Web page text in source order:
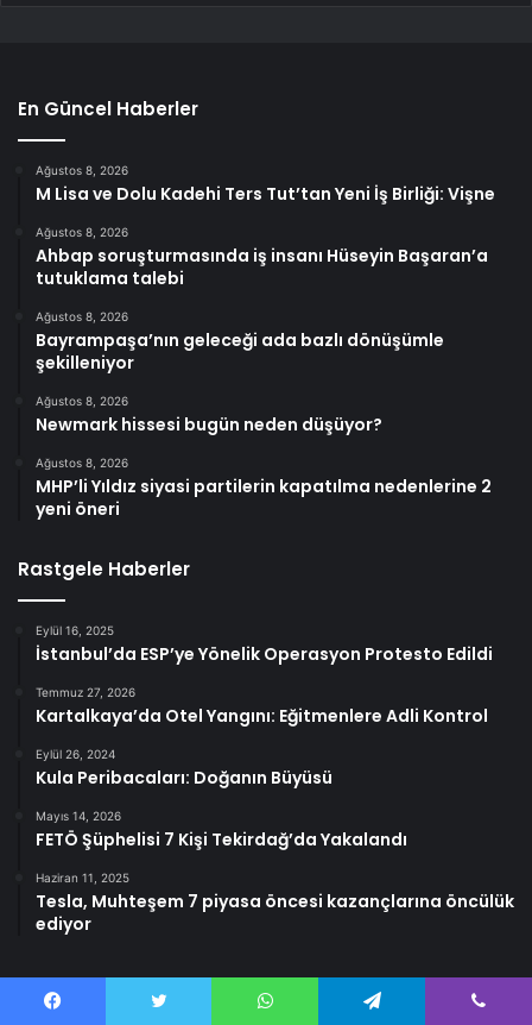
En Güncel Haberler
Ağustos 8, 2026
M Lisa ve Dolu Kadehi Ters Tut’tan Yeni İş Birliği: Vişne
Ağustos 8, 2026
Ahbap soruşturmasında iş insanı Hüseyin Başaran’a
tutuklama talebi
Ağustos 8, 2026
Bayrampaşa’nın geleceği ada bazlı dönüşümle
şekilleniyor
Ağustos 8, 2026
Newmark hissesi bugün neden düşüyor?
Ağustos 8, 2026
MHP’li Yıldız siyasi partilerin kapatılma nedenlerine 2
yeni öneri
Rastgele Haberler
Eylül 16, 2025
İstanbul’da ESP’ye Yönelik Operasyon Protesto Edildi
Temmuz 27, 2026
Kartalkaya’da Otel Yangını: Eğitmenlere Adli Kontrol
Eylül 26, 2024
Kula Peribacaları: Doğanın Büyüsü
Mayıs 14, 2026
FETÖ Şüphelisi 7 Kişi Tekirdağ’da Yakalandı
Haziran 11, 2025
Tesla, Muhteşem 7 piyasa öncesi kazançlarına öncülük
ediyor